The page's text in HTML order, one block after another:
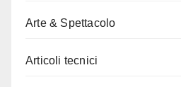
Arte & Spettacolo
Articoli tecnici